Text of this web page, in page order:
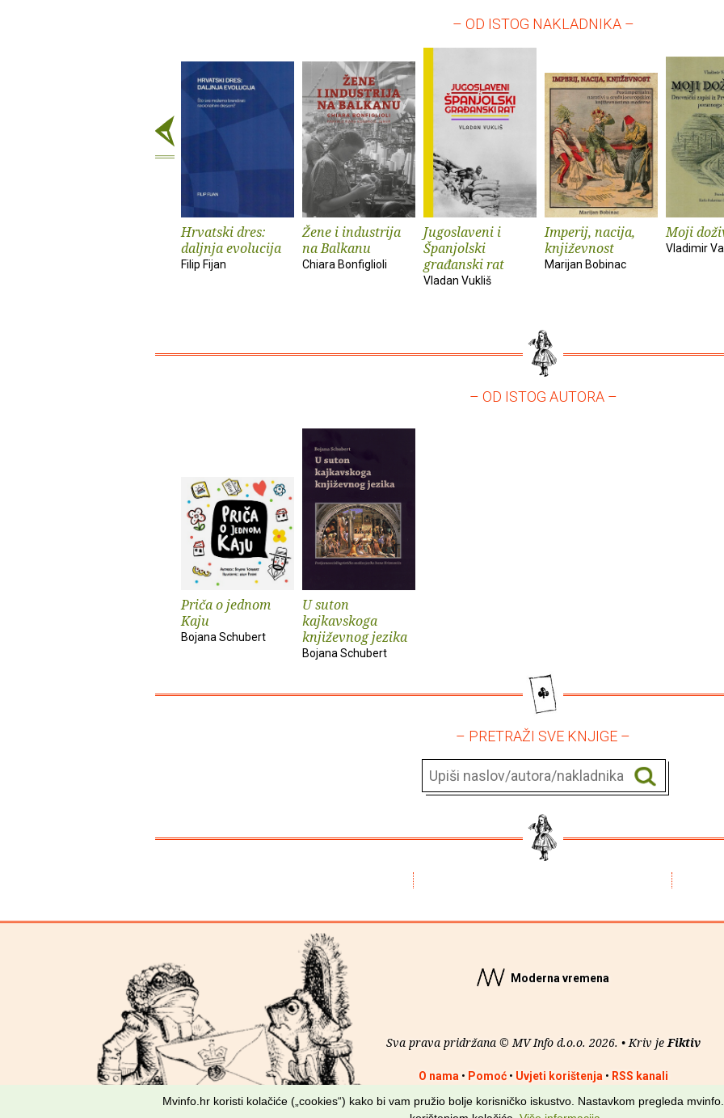
– OD ISTOG NAKLADNIKA –
Hrvatski dres:
daljnja evolucija
Filip Fijan
Žene i industrija
na Balkanu
Chiara Bonfiglioli
Jugoslaveni i
Španjolski
građanski rat
Vladan Vukliš
Imperij, nacija,
književnost
Marijan Bobinac
Moji
Vladimir
– OD ISTOG AUTORA –
Priča o jednom
Kaju
Bojana Schubert
U suton
kajkavskoga
književnog jezika
Bojana Schubert
– PRETRAŽI SVE KNJIGE –
Moderna vremena
Sva prava pridržana © MV Info d.o.o. 2026. • Kriv je Fiktiv
O nama • Pomoć• Uvjeti korištenja • RSS kanali
Mvinfo.hr koristi kolačiće („cookies“) kako bi vam pružio bolje korisničko iskustvo. Nastavkom pregleda